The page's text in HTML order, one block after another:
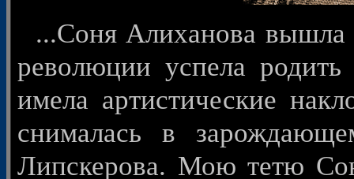
...Соня Алиханова
революции успела
имела артистические
снималась в
Липскерова. Мою тетю